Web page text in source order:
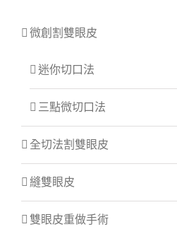
微創割雙眼皮
迷你切口法
三點微切口法
全切法割雙眼皮
縫雙眼皮
雙眼皮重做手術